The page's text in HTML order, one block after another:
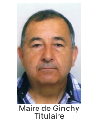
Maire de Ginchy
Titulaire